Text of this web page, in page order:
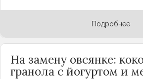
Подробнее
На замену овсянке:
гранола с йогуртом и